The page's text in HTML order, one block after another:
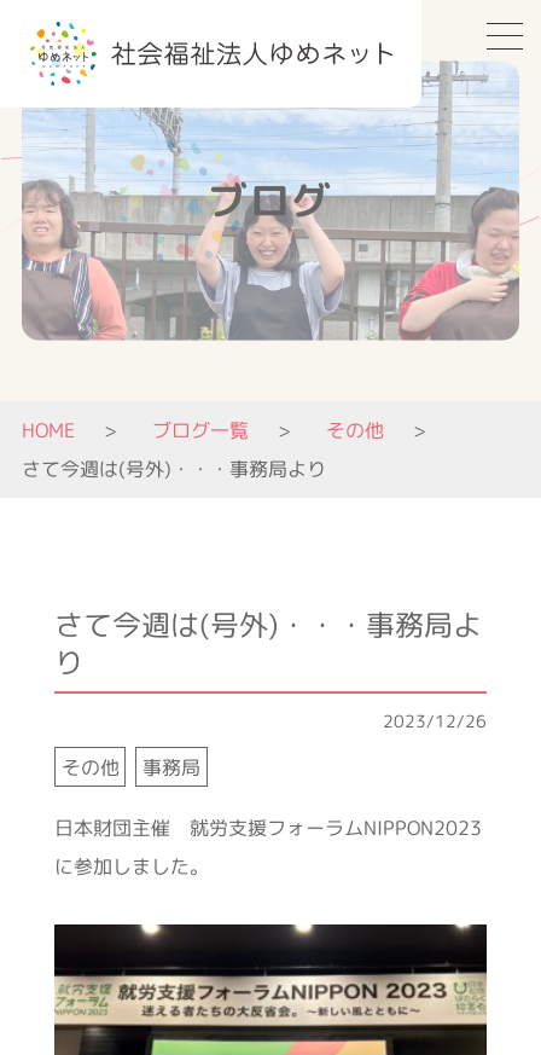
ブログ
HOME ブログ一覧
その他
さて今週は(号外)・・・事務局より
さて今週は(号外)・・・事務局よ
り
その他 事務局
2023/12/26
日本財団主催 就労支援フォーラムNIPPON2023
に参加しました。